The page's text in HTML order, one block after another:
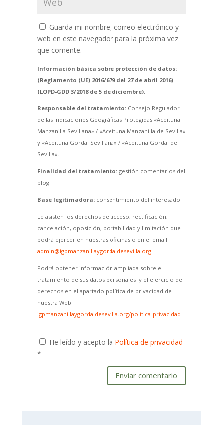
Guarda mi nombre, correo electrónico y
web en este navegador para la próxima vez
que comente.
Información básica sobre protección de datos:
(Reglamento (UE) 2016/679 del 27 de abril 2016)
(LOPD-GDD 3/2018 de 5 de diciembre).
Responsable del tratamiento:Consejo Regulador
de las Indicaciones Geográficas Protegidas «Aceituna
Manzanilla Sevillana» / «Aceituna Manzanilla de Sevilla»
y «Aceituna Gordal Sevillana» / «Aceituna Gordal de
Sevilla».
Finalidad del tratamiento:gestión comentarios del
blog.
Base legitimadora:consentimiento del interesado.
Le asisten los derechos de acceso, rectificación,
cancelación, oposición, portabilidad y limitación que
podrá ejercer en nuestras oficinas o en el email:
admin@igpmanzanillaygordaldesevilla.org
Podrá obtener información ampliada sobre el
tratamiento de sus datos personales y el ejercicio de
derechos en el apartado política de privacidad de
nuestra Web
igpmanzanillaygordaldesevilla.org/politica-privacidad
He leído y acepto la Política de privacidad
*
Enviar comentario